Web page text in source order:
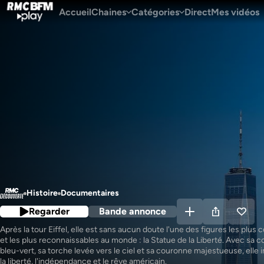
Histoire Documentaires
Regarder Bande annonce
Après la tour Eiffel, elle est sans aucun doute l'une des figures les plus
et les plus reconnaissables au monde : la Statue de la Liberté. Avec sa
bleu-vert, sa torche levée vers le ciel et sa couronne majestueuse, elle
la liberté, l'indépendance et le rêve américain.
AccueilChaines Catégories DirectMes vidéos